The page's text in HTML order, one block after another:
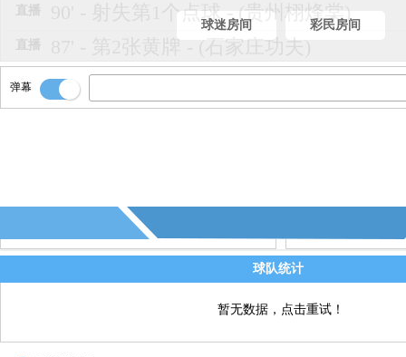
直播 90' - 射失第1个点球 - (贵州栩烽棠)
直播 87' - 第2张黄牌 - (石家庄功夫)
直播 81' - 第9个角球 - (石家庄功夫)
61' - 第8个角球 - (贵州栩烽棠)
球迷房间 彩民房间
弹幕
球队统计
暂无数据，点击重试！